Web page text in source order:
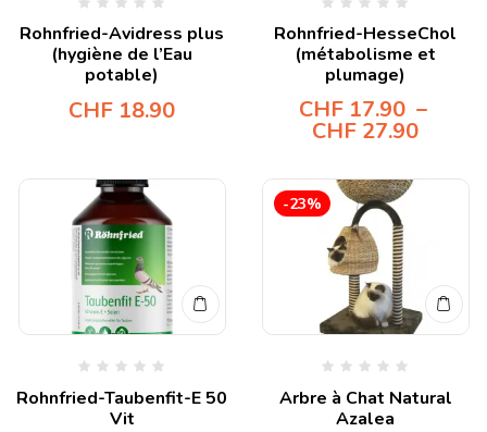
Rohnfried-Avidress plus
(hygiène de l’Eau
potable)
CHF 18.90
Rohnfried-HesseChol
(métabolisme et
plumage)
CHF17.90 –
CHF 27.90
Rohnfried-Taubenfit-E 50
Vit
-23%
Arbre à Chat Natural
Azalea